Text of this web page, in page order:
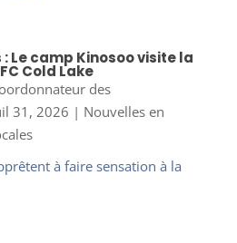
Le camp Kinosoo visite la
Cold Lake
des
31, 2026 | Nouvelles en